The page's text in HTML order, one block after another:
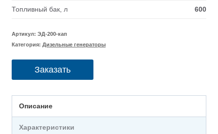
Топливный бак, л 600
Артикул: ЭД-200-кап
Категория: Дизельные генераторы
Заказать
Описание
Характеристики